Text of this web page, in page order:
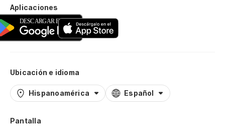
Aplicaciones
Ubicación e idioma
Hispanoamérica Español
Pantalla